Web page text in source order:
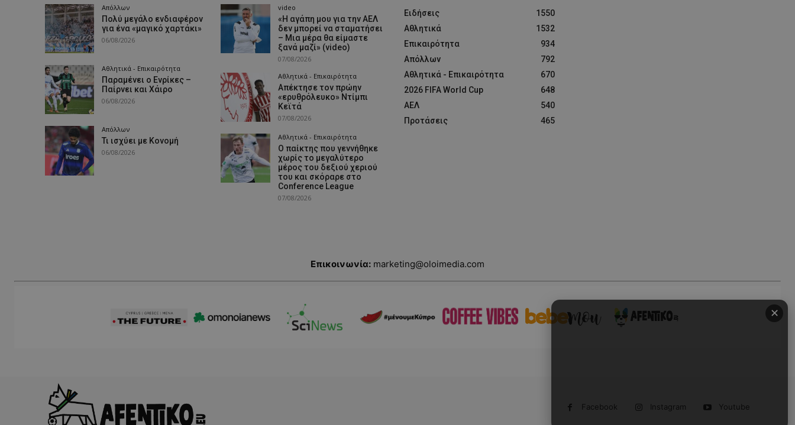
Απόλλων
Πολύ μεγάλο ενδιαφέρον
για ένα «μαγικό χαρτάκι»
06/08/2026
Αθλητικά - Επικαιρότητα
Παραμένει ο Ενρίκες –
Παίρνει και Χάιρο
06/08/2026
Απόλλων
Τι ισχύει με Κονομή
06/08/2026
video
«Η αγάπη μου για την ΑΕΛ
δεν μπορεί να σταματήσει
– Μια μέρα θα είμαστε
ξανά μαζί» (video)
07/08/2026
Αθλητικά - Επικαιρότητα
Απέκτησε τον πρώην
«ερυθρόλευκο» Ντίμπι
Κεϊτά
07/08/2026
Αθλητικά - Επικαιρότητα
Ο παίκτης που γεννήθηκε
χωρίς το μεγαλύτερο
μέρος του δεξιού χεριού
του και σκόραρε στο
Conference League
07/08/2026
Ειδήσεις
1550
Αθλητικά
1532
Επικαιρότητα
934
Απόλλων
792
Αθλητικά - Επικαιρότητα
670
2026 FIFA World Cup
648
ΑΕΛ
540
Προτάσεις
465
Επικοινωνία: marketing@oloimedia.com
Facebook Instagram Youtube
✕